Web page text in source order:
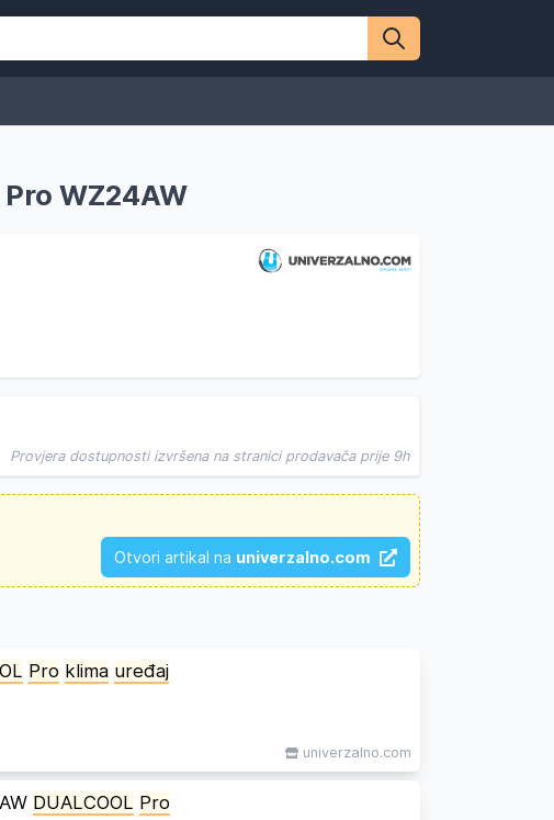
Pro WZ24AW
Provjera dostupnosti izvršena na stranici prodavača prije 9h
Otvori artikal na univerzalno.com
Pro klima uređaj
univerzalno.com
DUALCOOL Pro